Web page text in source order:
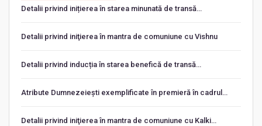
Detalii privind inițierea în starea minunată de transă…
Detalii privind iniţierea în mantra de comuniune cu Vishnu
Detalii privind inducția în starea benefică de transă…
Atribute Dumnezeiești exemplificate în premieră în cadrul…
Detalii privind iniţierea în mantra de comuniune cu Kalki…